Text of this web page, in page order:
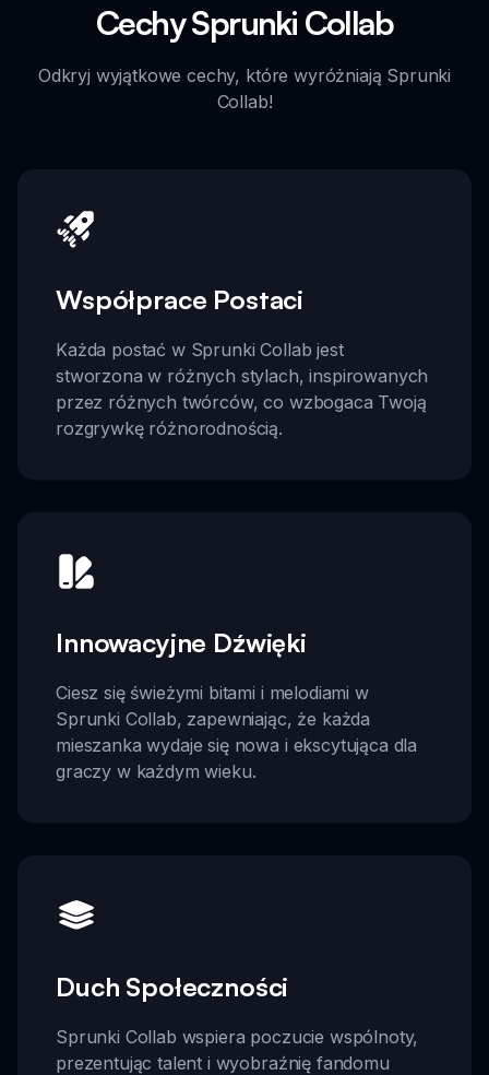
Cechy Sprunki Collab
Odkryj wyjątkowe cechy, które wyróżniają Sprunki
Collab!
Współprace Postaci
Każda postać w Sprunki Collab jest
stworzona w różnych stylach, inspirowanych
przez różnych twórców, co wzbogaca Twoją
rozgrywkę różnorodnością.
Innowacyjne Dźwięki
Ciesz się świeżymi bitami i melodiami w
Sprunki Collab, zapewniając, że każda
mieszanka wydaje się nowa i ekscytująca dla
graczy w każdym wieku.
Duch Społeczności
Sprunki Collab wspiera poczucie wspólnoty,
prezentując talent i wyobraźnię fandomu